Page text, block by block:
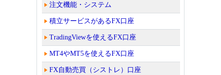
注文機能・システム
積立サービスがあるFX口座
TradingViewを使えるFX口座
MT4やMT5を使えるFX口座
FX自動売買（シストレ）口座